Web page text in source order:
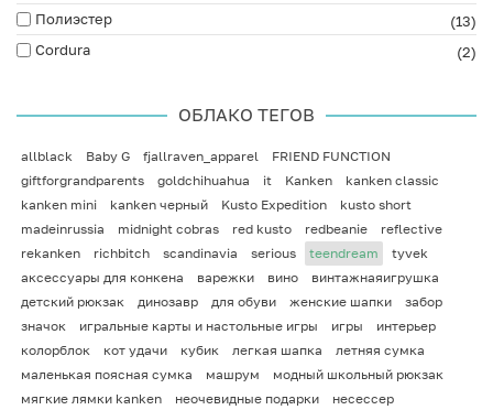
Полиэстер
(13)
Cordura
(2)
ОБЛАКО ТЕГОВ
allblack Baby G fjallraven_apparel
FRIEND FUNCTION
giftforgrandparents
goldchihuahua it Kanken
kanken classic
kanken mini
kanken черный Kusto Expedition
kusto short
madeinrussia
midnight cobras red kusto redbeanie
reflective
rekanken
richbitch scandinavia serious teendream
tyvek
аксессуары для конкена
варежки вино
винтажнаяигрушка
детский рюкзак
динозавр для обуви женские шапки
забор
значок
игральные карты и настольные игры игры
интерьер
колорблок
кот удачи кубик легкая шапка
летняя сумка
маленькая поясная сумка
машрум
модный школьный рюкзак
мягкие лямки kanken
неочевидные подарки
несессер